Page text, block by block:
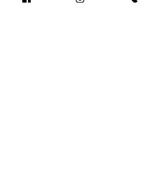
Cliquer pour laisser un avis